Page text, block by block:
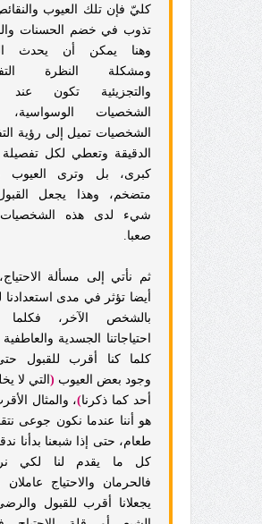
كليّ فإن تلك العيوب
تذوب في خضم الحسنات
وهنا يمكن أن يحدث
ومشكلة النظرة
والتجزيئية تكون
الشخصيات الوسواسية،
الشخصيات تميل إلى رؤية
الدقيقة وتعطي لكل تفصيلة
كبرى، بل وترى العيوب
متضخم، وهذا يجعل
شيء لدى هذه الشخصيات
صعبا.
ثم نأتي إلى مسألة
أيضا تؤثر في مدى استعدادنا
بالشخص الآخر، فكلما
احتياجاتنا الجسدية والعاطفية
كلما كنا أقرب للقبول
وجود بعض العيوب ( التي لا
أحد كما ذكرنا)، والمثال
هو أننا عندما نكون جوعى
طعام، حتى إذا شبعنا بدأنا
كل ما يقدم لنا لكي
فالحرمان والاحتياج عاملان
يجعلانا أقرب للقبول